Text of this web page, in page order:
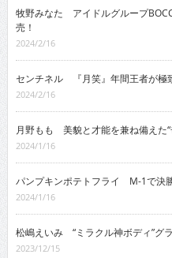
牧野みなた アイドルグループ
売！
2024/2/16
センチネル 『月笑』年間王者が極
2024/2/16
月野もも 美貌と才能を兼ね備えた“
2024/1/16
パンプキンポテトフライ M-1で決
2024/1/16
松嶋えいみ “ミラクル神ボディ”グ
2023/12/15